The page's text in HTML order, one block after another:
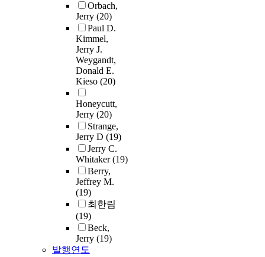
Orbach,
Jerry (20)
Paul D.
Kimmel,
Jerry J.
Weygandt,
Donald E.
Kieso (20)
Honeycutt,
Jerry (20)
Strange,
Jerry D (19)
Jerry C.
Whitaker(19)
Berry,
Jeffrey M.
(19)
최한림
(19)
Beck,
Jerry (19)
발행연도